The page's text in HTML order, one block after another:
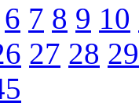
6 7 8 9 10
27 28 29